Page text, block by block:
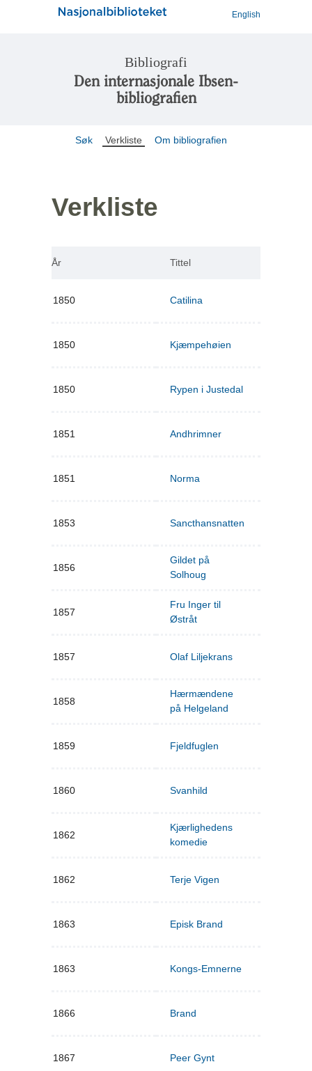
English
Bibliografi
Den internasjonale Ibsen-
bibliografien
Søk Verkliste Om bibliografien
Verkliste
År Tittel
1850 Catilina
1850 Kjæmpehøien
1850 Rypen i Justedal
1851 Andhrimner
1851 Norma
1853 Sancthansnatten
1856
Gildet på
Solhoug
1857
Fru Inger til
Østråt
1857 Olaf Liljekrans
1858
Hærmændene
på Helgeland
1859 Fjeldfuglen
1860 Svanhild
1862
Kjærlighedens
komedie
1862 Terje Vigen
1863 Episk Brand
1863 Kongs-Emnerne
1866 Brand
1867 Peer Gynt